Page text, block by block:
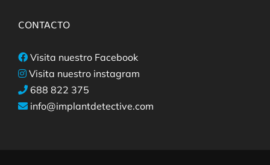
CONTACTO
Visita nuestro Facebook
Visita nuestro instagram
688 822 375
info@implantdetective.com